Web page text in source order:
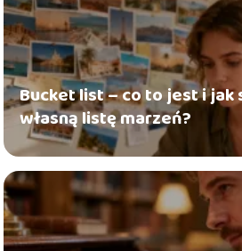
Bucket list – co to jest i
własną listę marzeń?